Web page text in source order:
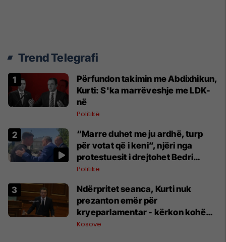
Trend Telegrafi
Përfundon takimin me Abdixhikun,
Kurti: S'ka marrëveshje me LDK-
në
Politikë
“Marre duhet me ju ardhë, turp
për votat që i keni”, njëri nga
protestuesit i drejtohet Bedri
Hamzës
Politikë
Ndërpritet seanca, Kurti nuk
prezanton emër për
kryeparlamentar - kërkon kohë
shtesë për marrëveshje politike
Kosovë